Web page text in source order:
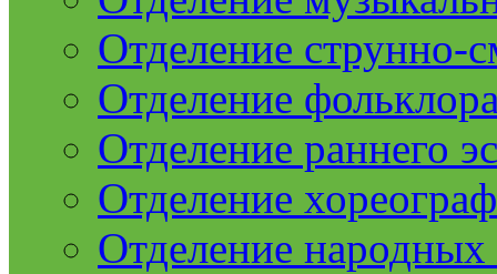
Отделение струнно-
Отделение
Отделение раннего
Отделение
Отделение народных